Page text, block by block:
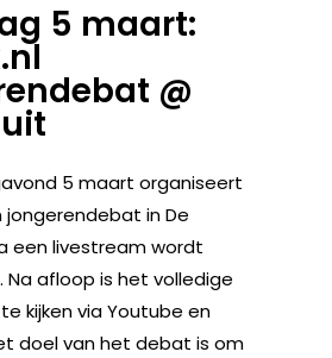
5 maart:
@
5 maart organiseert
jongerendebat in De
een livestream wordt
Na afloop is het volledige
kijken via Youtube en
doel van het debat is om